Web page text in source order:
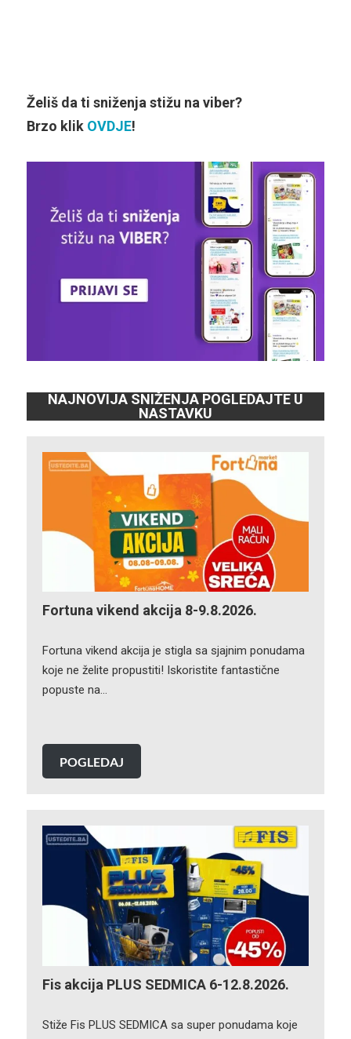
Želiš da ti sniženja stižu na viber?
Brzo klik OVDJE!
NAJNOVIJA SNIŽENJA POGLEDAJTE U
NASTAVKU
Fortuna vikend akcija 8-9.8.2026.
Fortuna vikend akcija je stigla sa sjajnim ponudama
koje ne želite propustiti! Iskoristite fantastične
popuste na…
POGLEDAJ
Fis akcija PLUS SEDMICA 6-12.8.2026.
Stiže Fis PLUS SEDMICA sa super ponudama koje